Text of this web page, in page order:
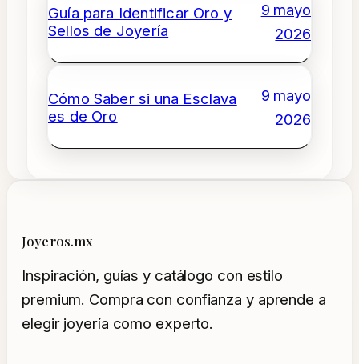
Guía para Identificar Oro y
Sellos de Joyería
9 mayo
2026
Cómo Saber si una Esclava
es de Oro
9 mayo
2026
Joyeros.mx
Inspiración, guías y catálogo con estilo
premium. Compra con confianza y aprende a
elegir joyería como experto.